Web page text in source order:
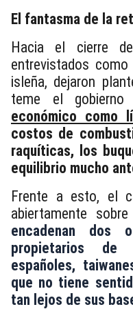
El fantasma de la
Hacia el cierre
entrevistados
isleña, dejaron
teme el gobierno
económico como
costos de
raquíticas, los
equilibrio mucho
Frente a esto, el
abiertamente
encadenan dos
propietarios de
españoles,
que no tiene
tan lejos de sus